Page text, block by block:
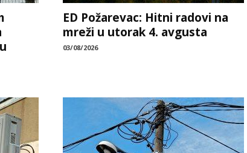
ED Požarevac: Hitni radovi na
mreži u utorak 4. avgusta
03/08/2026